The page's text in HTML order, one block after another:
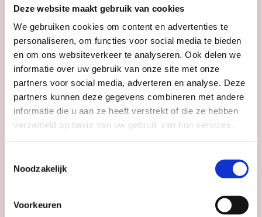
Deze website maakt gebruik van cookies
We gebruiken cookies om content en advertenties te
personaliseren, om functies voor social media te bieden
en om ons websiteverkeer te analyseren. Ook delen we
informatie over uw gebruik van onze site met onze
partners voor social media, adverteren en analyse. Deze
partners kunnen deze gegevens combineren met andere
informatie die u aan ze heeft verstrekt of die ze hebben
verzameld op basis van uw gebruik van hun services.
Noodzakelijk
Voorkeuren
Utrecht juni
Bekijk magazine